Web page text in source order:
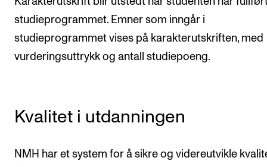
studieprogrammet. Emner som inngår i
studieprogrammet vises på karakterutskriften, med
vurderingsuttrykk og antall studiepoeng.
Kvalitet i utdanningen
NMH har et system for å sikre og videreutvikle